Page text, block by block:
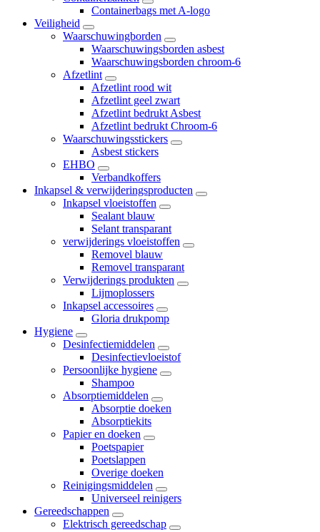
Containerbags met A-logo
Veiligheid
Waarschuwingborden
Waarschuwingsborden asbest
Waarschuwingsborden chroom-6
Afzetlint
Afzetlint rood wit
Afzetlint geel zwart
Afzetlint bedrukt Asbest
Afzetlint bedrukt Chroom-6
Waarschuwingsstickers
Asbest stickers
EHBO
Verbandkoffers
Inkapsel & verwijderingsproducten
Inkapsel vloeistoffen
Sealant blauw
Selant transparant
verwijderings vloeistoffen
Removel blauw
Removel transparant
Verwijderings produkten
Lijmoplossers
Inkapsel accessoires
Gloria drukpomp
Hygiene
Desinfectiemiddelen
Desinfectievloeistof
Persoonlijke hygiene
Shampoo
Absorptiemiddelen
Absorptie doeken
Absorptiekits
Papier en doeken
Poetspapier
Poetslappen
Overige doeken
Reinigingsmiddelen
Universeel reinigers
Gereedschappen
Elektrisch gereedschap